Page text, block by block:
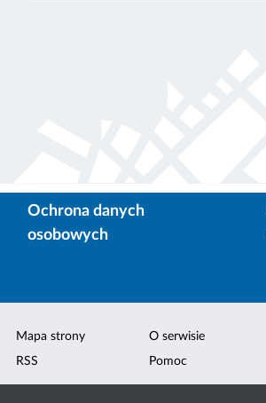
Ochrona danych
osobowych
Mapa strony
RSS
O serwisie
Pomoc